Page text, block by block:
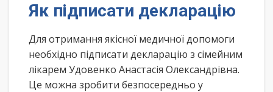
Як підписати декларацію
Для отримання якісної медичної допомоги
необхідно підписати декларацію з сімейним
лікарем Удовенко Анастасія Олександрівна.
Це можна зробити безпосередньо у